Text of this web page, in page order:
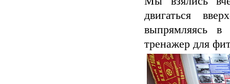
двигаться
выпрямляясь
тренажер для